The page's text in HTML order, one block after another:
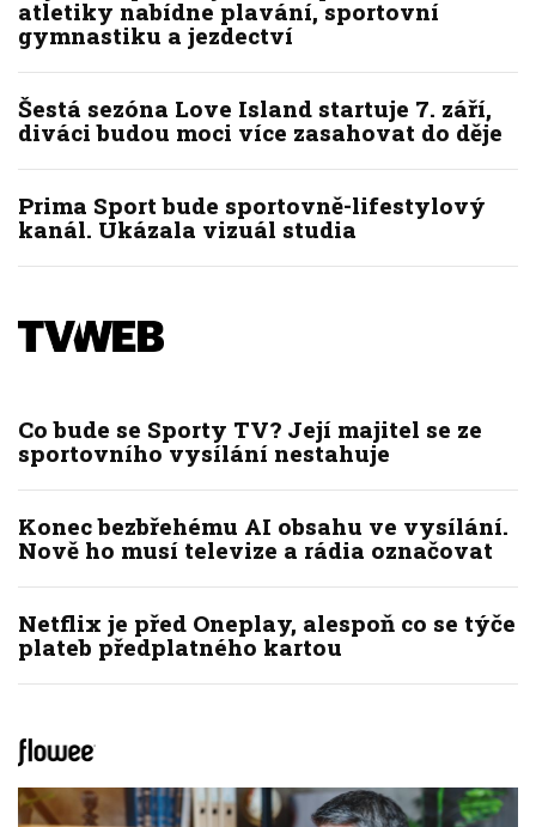
atletiky nabídne plavání, sportovní
gymnastiku a jezdectví
Šestá sezóna Love Island startuje 7. září,
diváci budou moci více zasahovat do děje
Prima Sport bude sportovně-lifestylový
kanál. Ukázala vizuál studia
Co bude se Sporty TV? Její majitel se ze
sportovního vysílání nestahuje
Konec bezbřehému AI obsahu ve vysílání.
Nově ho musí televize a rádia označovat
Netflix je před Oneplay, alespoň co se týče
plateb předplatného kartou